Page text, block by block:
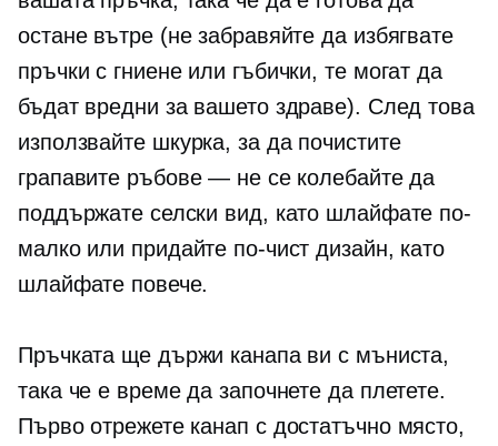
остане вътре (не забравяйте да избягвате
пръчки с гниене или гъбички, те могат да
бъдат вредни за вашето здраве). След това
използвайте шкурка, за да почистите
грапавите ръбове — не се колебайте да
поддържате селски вид, като шлайфате по-
малко или придайте по-чист дизайн, като
шлайфате повече.
Пръчката ще държи канапа ви с мъниста,
така че е време да започнете да плетете.
Първо отрежете канап с достатъчно място,